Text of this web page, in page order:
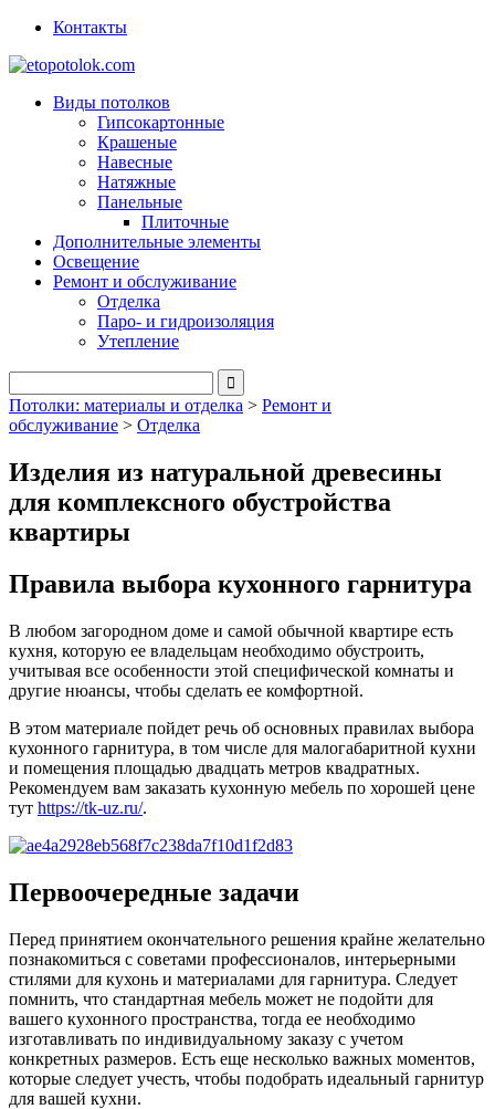
Контакты
Виды потолков
Гипсокартонные
Крашеные
Навесные
Натяжные
Панельные
Плиточные
Дополнительные элементы
Освещение
Ремонт и обслуживание
Отделка
Паро- и гидроизоляция
Утепление
Потолки: материалы и отделка > Ремонт и
обслуживание > Отделка
Изделия из натуральной древесины
для комплексного обустройства
квартиры
Правила выбора кухонного гарнитура
В любом загородном доме и самой обычной квартире есть
кухня, которую ее владельцам необходимо обустроить,
учитывая все особенности этой специфической комнаты и
другие нюансы, чтобы сделать ее комфортной.
В этом материале пойдет речь об основных правилах выбора
кухонного гарнитура, в том числе для малогабаритной кухни
и помещения площадью двадцать метров квадратных.
Рекомендуем вам заказать кухонную мебель по хорошей цене
тут https://tk-uz.ru/.
Первоочередные задачи
Перед принятием окончательного решения крайне желательно
познакомиться с советами профессионалов, интерьерными
стилями для кухонь и материалами для гарнитура. Следует
помнить, что стандартная мебель может не подойти для
вашего кухонного пространства, тогда ее необходимо
изготавливать по индивидуальному заказу с учетом
конкретных размеров. Есть еще несколько важных моментов,
которые следует учесть, чтобы подобрать идеальный гарнитур
для вашей кухни.